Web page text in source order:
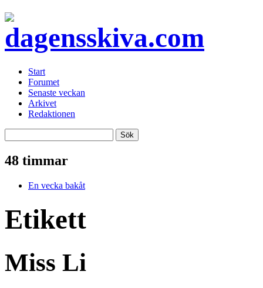
Start
Forumet
Senaste veckan
Arkivet
Redaktionen
48 timmar
En vecka bakåt
Etikett
Miss Li